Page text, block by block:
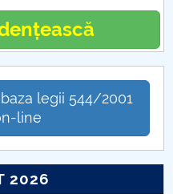
legii 544/2001
line
2026